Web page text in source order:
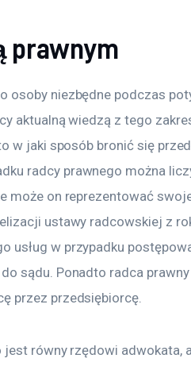
prawnym
osoby niezbędne podczas
aktualną wiedzą z tego
w jaki sposób bronić się przed
radcy prawnego można
może on reprezentować
ustawy radcowskiej z
usług w przypadku
sądu. Ponadto radca
przez przedsiębiorcę.
równy rzędowi adwokata,